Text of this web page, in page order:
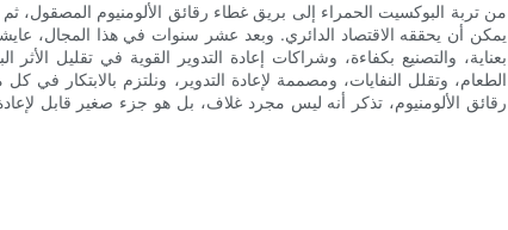
من تربة البوكسيت الحمراء إلى بريق غطاء رقائق الألومنيوم المصقول، ثم
يمكن أن يحققه الاقتصاد الدائري. وبعد عشر سنوات في هذا المجال،
بعناية، والتصنيع بكفاءة، وشراكات إعادة التدوير القوية في تقليل
الطعام، وتقلل النفايات، ومصممة لإعادة التدوير، ونلتزم بالابتكار
رقائق الألومنيوم، تذكر أنه ليس مجرد غلاف، بل هو جزء صغير قابل